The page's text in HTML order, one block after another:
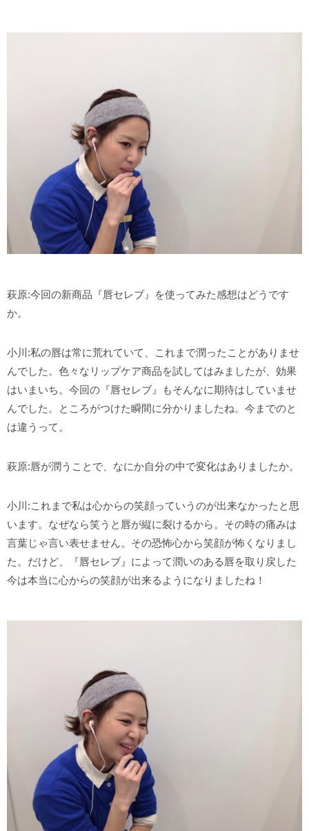
萩原:今回の新商品『唇セレブ』を使ってみた感想はどうです
か。
小川:私の唇は常に荒れていて、これまで潤ったことがありませ
んでした。色々なリップケア商品を試してはみましたが、効果
はいまいち。今回の『唇セレブ』もそんなに期待はしていませ
んでした。ところがつけた瞬間に分かりましたね。今までのと
は違うって。
萩原:唇が潤うことで、なにか自分の中で変化はありましたか。
小川:これまで私は心からの笑顔っていうのが出来なかったと思
います。なぜなら笑うと唇が縦に裂けるから。その時の痛みは
言葉じゃ言い表せません。その恐怖心から笑顔が怖くなりまし
た。だけど、『唇セレブ』によって潤いのある唇を取り戻した
今は本当に心からの笑顔が出来るようになりましたね！